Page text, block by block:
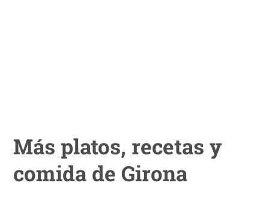
Más platos, recetas y
comida de Girona